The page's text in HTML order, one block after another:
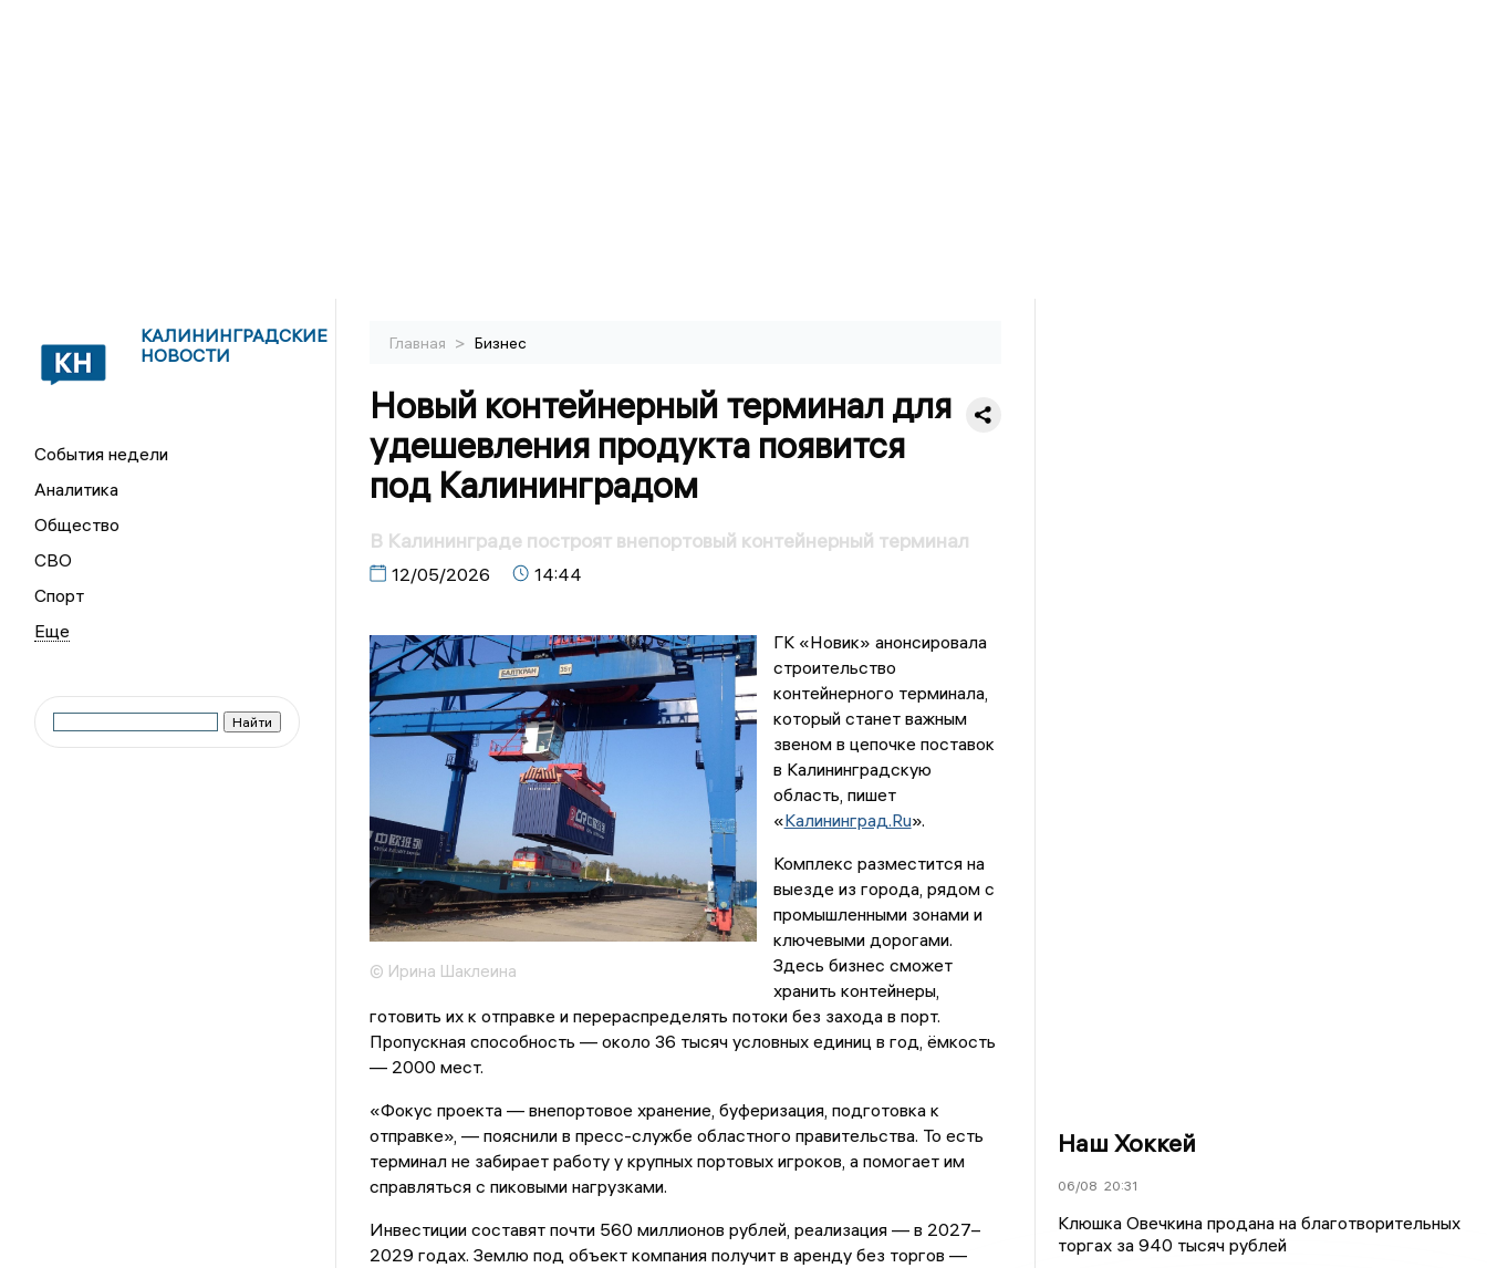
КАЛИНИНГРАДСКИЕ
НОВОСТИ
События недели
Аналитика
Общество
СВО
Спорт
Главная > Бизнес
Новый контейнерный терминал для
удешевления продукта появится
под Калининградом
В Калининграде построят внепортовый контейнерный терминал
12/05/2026 14:44
© Ирина Шаклеина
ГК «Новик» анонсировала
строительство
контейнерного терминала,
который станет важным
звеном в цепочке поставок
в Калининградскую
область, пишет
«Калининград.Ru».
Комплекс разместится на
выезде из города, рядом с
промышленными зонами и
ключевыми дорогами.
Здесь бизнес сможет
хранить контейнеры,
готовить их к отправке и перераспределять потоки без захода в порт.
Пропускная способность — около 36 тысяч условных единиц в год, ёмкость
— 2000 мест.
«Фокус проекта — внепортовое хранение, буферизация, подготовка к
отправке», — пояснили в пресс-службе областного правительства. То есть
терминал не забирает работу у крупных портовых игроков, а помогает им
справляться с пиковыми нагрузками.
Инвестиции составят почти 560 миллионов рублей, реализация — в 2027–
2029 годах. Землю под объект компания получит в аренду без торгов —
Наш Хоккей
06/08 20:31
Клюшка Овечкина продана на благотворительных
торгах за 940 тысяч рублей